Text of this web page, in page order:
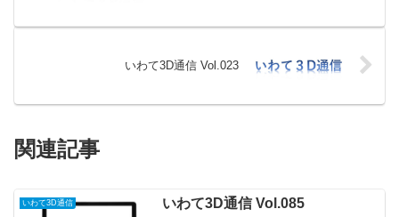
いわて3D通信 Vol.023
関連記事
いわて3D通信 いわて3D通信 Vol.085